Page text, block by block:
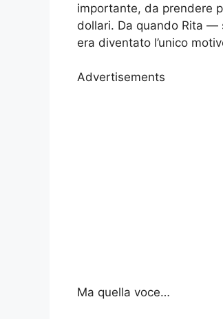
importante, da prendere
dollari. Da quando Rita —
era diventato l’unico
Advertisements
Ma quella voce…